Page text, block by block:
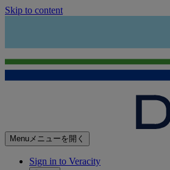
Skip to content
Menuメニューを開く
Sign in to Veracity